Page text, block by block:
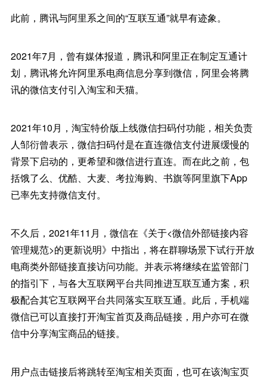
此前，腾讯与阿里系之间的“互联互通”就早有迹象。
2021年7月，曾有媒体报道，腾讯和阿里正在制定互通计
划，腾讯将允许阿里系电商信息分享到微信，阿里会将腾
讯的微信支付引入淘宝和天猫。
2021年10月，淘宝特价版上线微信扫码付功能，相关负责
人邹衍曾表示，微信扫码付是在直连微信支付进展缓慢的
背景下启动的，更希望和微信进行直连。而在此之前，包
括饿了么、优酷、大麦、考拉海购、书旗等阿里旗下App
已率先支持微信支付。
不久后，2021年11月，微信在《关于<微信外部链接内容
管理规范>的更新说明》中指出，将在群聊场景下试行开放
电商类外部链接直接访问功能。并表示将继续在监管部门
的指引下，与各大互联网平台共同推进互联互通方案，积
极配合其它互联网平台共同落实互联互通。此后，手机端
微信已可以直接打开淘宝首页及商品链接，用户亦可在微
信中分享淘宝商品的链接。
用户点击链接后将跳转至淘宝相关页面，也可在该淘宝页